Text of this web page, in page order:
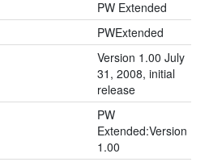
PW Extended
PWExtended
Version 1.00 July
31, 2008, initial
release
PW
Extended:Version
1.00